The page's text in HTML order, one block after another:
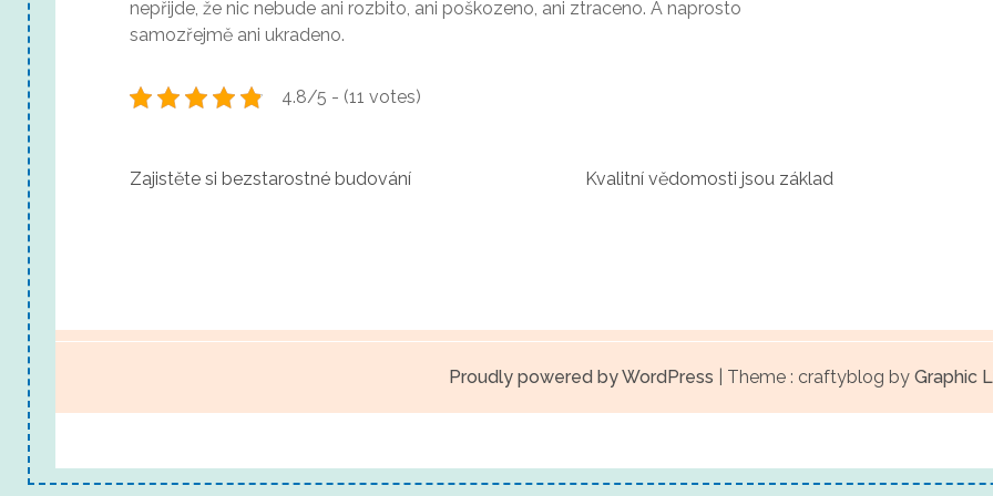
nepřijde, že nic nebude ani rozbito, ani poškozeno, ani ztraceno. A naprosto
samozřejmě ani ukradeno.
4.8/5 - (11 votes)
N
g
e
Zajistěte si bezstarostné budování Kvalitní vědomosti jsou základ
Proudly powered by WordPress Theme : craftyblog by Graphic